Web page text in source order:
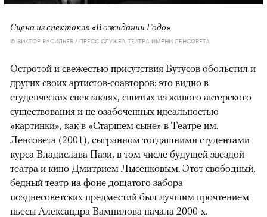
Сцена из спектакля «В ожидании Годо»
© ВИКТОР ВАСИЛЬЕВ / ПРЕСС-СЛУЖБА ТЕАТРА ИМЕНИ ЛЕНСОВЕТА
Остротой и свежестью присутствия Бутусов обольстил и
других своих артистов-соавторов: это видно в
студенческих спектаклях, сшитых из живого актерского
существования и не озабоченных идеальностью
«картинки», как в «Старшем сыне» в Театре им.
Ленсовета (2001), сыгранном тогдашними студентами
курса Владислава Пази, в том числе будущей звездой
театра и кино Дмитрием Лысенковым. Этот свободный,
бедный театр на фоне дощатого забора
позднесоветских предместий был лучшим прочтением
пьесы Александра Вампилова начала 2000-х.